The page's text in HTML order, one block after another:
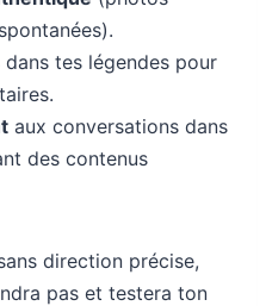
dans tes légendes pour
aux conversations dans
des contenus
direction précise,
pas et testera ton